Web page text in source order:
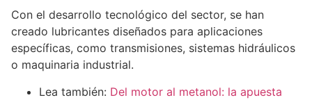
Con el desarrollo tecnológico del sector, se han
creado lubricantes diseñados para aplicaciones
específicas, como transmisiones, sistemas hidráulicos
o maquinaria industrial.
Lea también: Del motor al metanol: la apuesta